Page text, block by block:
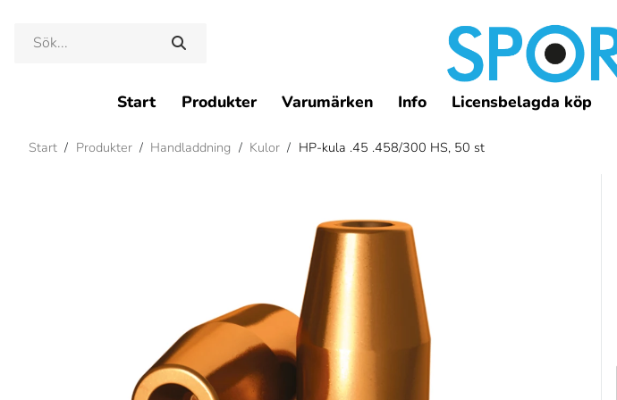
Start Produkter Varumärken Info Licensbelagda köp
Start / Produkter / Handladdning / Kulor / HP-kula .45 .458/300 HS, 50 st